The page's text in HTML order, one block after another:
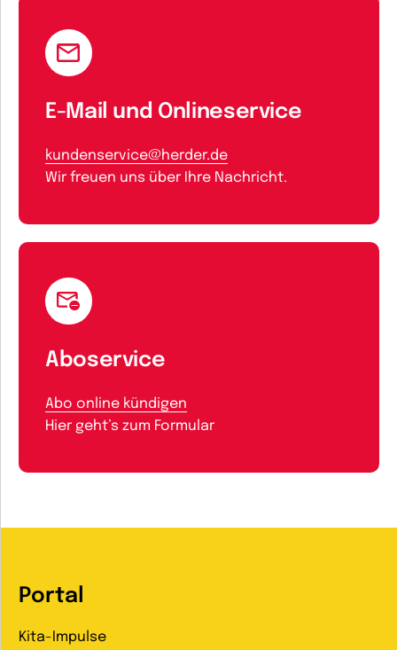
E-Mail und Onlineservice
kundenservice@herder.de
Wir freuen uns über Ihre Nachricht.
Aboservice
Abo online kündigen
Hier geht’s zum Formular
Portal
Kita-Impulse